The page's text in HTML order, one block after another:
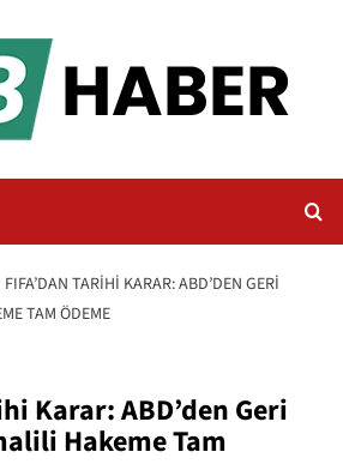
FIFA’DAN TARIHI KARAR: ABD’DEN GERI
TAM ÖDEME
Karar: ABD’den Geri
Hakeme Tam